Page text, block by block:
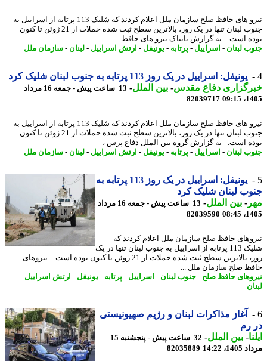
نیرو های حافظ صلح سازمان ملل اعلام کردند که شلیک 113 پرتابه از اسراییل به
جنوب لبنان تنها در یک روز، بالاترین سطح ثبت شده حملات از 21 ژوئن تا کنون
است. - به گزارش تابناک نیرو های حافظ ...
لبنان-اسراییل -پرتابه-یونیفل-ارتش اسراییل -لبنان-سازمان ملل
یونیفل: اسراییل در یک روز 113 پرتابه به جنوب لبنان شلیک کرد
دفاع مقدس-بین الملل-
13 ساعت پیش - جمعه 16 مرداد
82039717
نیرو های حافظ صلح سازمان ملل اعلام کردند که شلیک 113 پرتابه از اسراییل به
جنوب لبنان تنها در یک روز، بالاترین سطح ثبت شده حملات از 21 ژوئن تا کنون
است. - به گزارش گروه بین الملل دفاع پرس ،
لبنان-اسراییل -پرتابه-یونیفل-ارتش اسراییل -لبنان-سازمان ملل
یونیفل: اسراییل در یک روز 113 پرتابه به
لبنان شلیک کرد
-بین الملل-
13 ساعت پیش - جمعه 16 مرداد
82039590
حافظ صلح سازمان ملل اعلام کردند که
شلیک 113 پرتابه از اسراییل به جنوب لبنان تنها در یک
روز، بالاترین سطح ثبت شده حملات از 21 ژوئن تا کنون بوده است. - نیروهای
صلح سازمان ملل ...
حافظ صلح -جنوب لبنان-اسراییل -پرتابه-یونیفل-ارتش اسراییل
آغاز مذاکرات لبنان و رژیم صهیونیستی
رم
-بین الملل-
32 ساعت پیش - پنجشنبه 15
14:22
82035889